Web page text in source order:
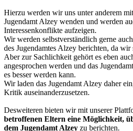
Hierzu werden wir uns unter anderem
Jugendamt Alzey wenden und werden
Interessenkonflikte aufzeigen.
Wir werden selbstverständlich gerne
des Jugendamtes Alzey berichten, da
Aber zur Sachlichkeit gehört es eben
angesprochen werden und das
es besser werden kann.
Wir laden das Jugendamt Alzey daher
Kritik auseinanderzusetzen.
Desweiteren bieten wir mit unserer
betroffenen Eltern eine Möglichkeit,
dem Jugendamt Alzey zu berichten.